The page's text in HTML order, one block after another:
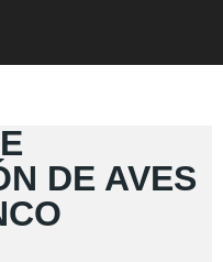
DE AVES